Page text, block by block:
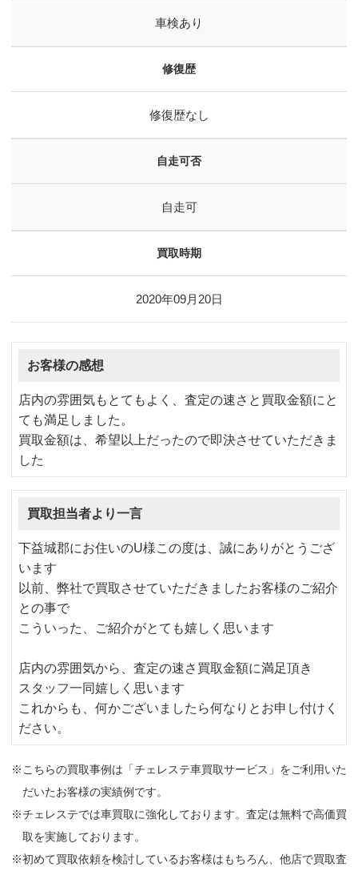
車検あり
修復歴
修復歴なし
自走可否
自走可
買取時期
2020年09月20日
お客様の感想
店内の雰囲気もとてもよく、査定の速さと買取金額にと
ても満足しました。
買取金額は、希望以上だったので即決させていただきま
した
買取担当者より一言
下益城郡にお住いのU様この度は、誠にありがとうござ
います
以前、弊社で買取させていただきましたお客様のご紹介
との事で
こういった、ご紹介がとても嬉しく思います
店内の雰囲気から、査定の速さ買取金額に満足頂き
スタッフ一同嬉しく思います
これからも、何かございましたら何なりとお申し付けく
ださい。
※こちらの買取事例は「チェレステ車買取サービス」をご利用いた
だいたお客様の実績例です。
※チェレステでは車買取に強化しております。査定は無料で高価買
取を実施しております。
※初めて買取依頼を検討しているお客様はもちろん、他店で買取査